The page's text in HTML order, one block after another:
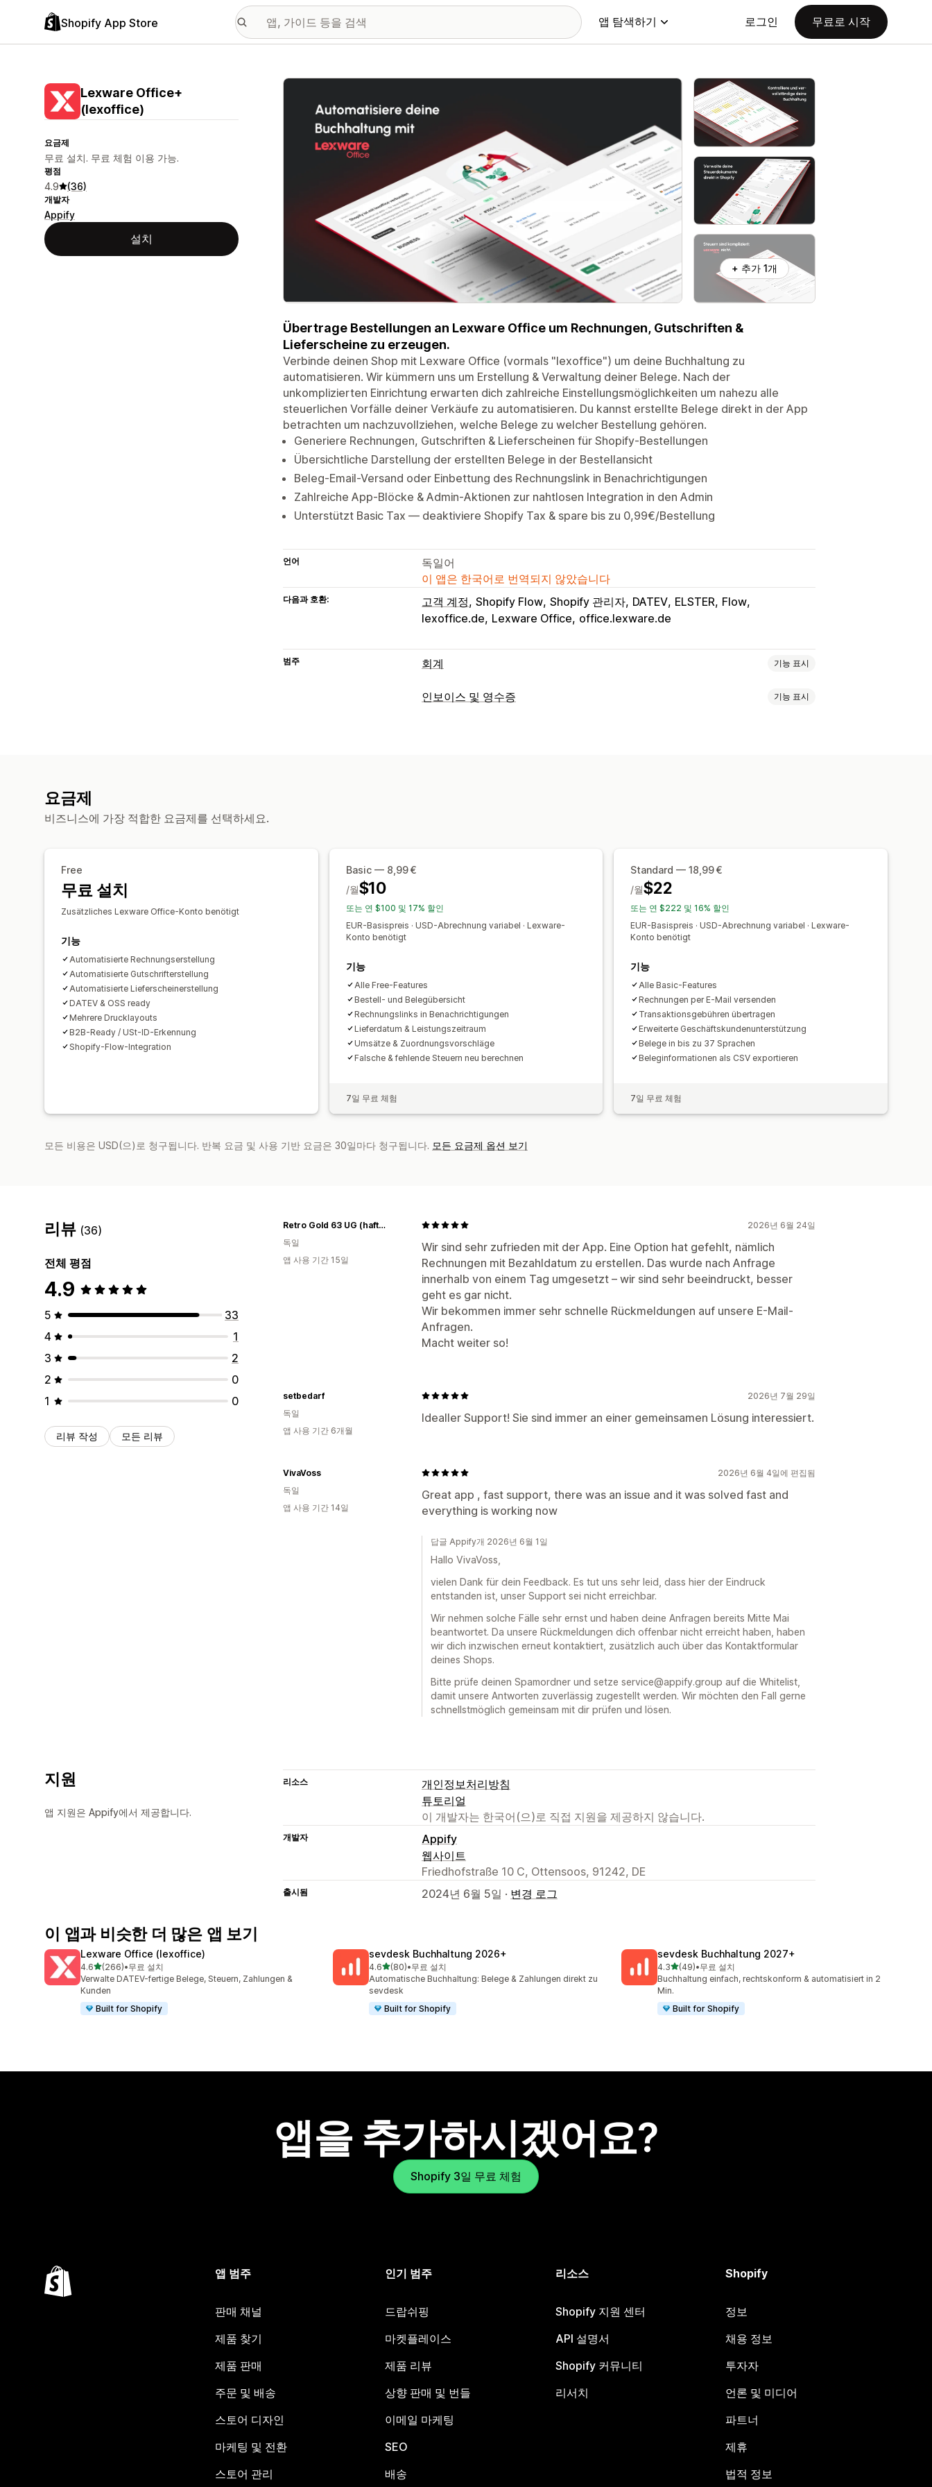
Shopify App Store 앱 탐색하기 로그인 무료로 시작
Lexware Office+
(lexoffice)
요금제
무료 설치. 무료 체험 이용 가능.
평점
4.9 (36)
개발자
Appify
설치
추천 이미지 갤러리
+ 추가 1개
Übertrage Bestellungen an Lexware Office um Rechnungen, Gutschriften &
Lieferscheine zu erzeugen.
Verbinde deinen Shop mit Lexware Office (vormals "lexoffice") um deine Buchhaltung zu
automatisieren. Wir kümmern uns um Erstellung & Verwaltung deiner Belege. Nach der
unkomplizierten Einrichtung erwarten dich zahlreiche Einstellungsmöglichkeiten um nahezu alle
steuerlichen Vorfälle deiner Verkäufe zu automatisieren. Du kannst erstellte Belege direkt in der App
betrachten um nachzuvollziehen, welche Belege zu welcher Bestellung gehören.
Generiere Rechnungen, Gutschriften & Lieferscheinen für Shopify-Bestellungen
Übersichtliche Darstellung der erstellten Belege in der Bestellansicht
Beleg-Email-Versand oder Einbettung des Rechnungslink in Benachrichtigungen
Zahlreiche App-Blöcke & Admin-Aktionen zur nahtlosen Integration in den Admin
Unterstützt Basic Tax — deaktiviere Shopify Tax & spare bis zu 0,99€/Bestellung
언어
독일어
이 앱은 한국어로 번역되지 않았습니다
다음과 호환: 고객 계정 Shopify Flow Shopify 관리자 DATEV ELSTER Flow
lexoffice.de Lexware Office office.lexware.de
범주 회계 기능 표시
재무 보고서
인보이스 및 영수증 기능 표시
인쇄 및 내보내기 보고서
데이터 보안
요금제
비즈니스에 가장 적합한 요금제를 선택하세요.
Free
무료 설치
Zusätzliches Lexware Office-Konto benötigt
기능
Automatisierte Rechnungserstellung
Automatisierte Gutschrifterstellung
Automatisierte Lieferscheinerstellung
DATEV & OSS ready
Mehrere Drucklayouts
B2B-Ready / USt-ID-Erkennung
Shopify-Flow-Integration
Basic — 8,99 €
$10
/월
또는 연 $100 및 17% 할인
EUR-Basispreis · USD-Abrechnung variabel · Lexware-
Konto benötigt
기능
Alle Free-Features
Bestell- und Belegübersicht
Rechnungslinks in Benachrichtigungen
Lieferdatum & Leistungszeitraum
Umsätze & Zuordnungsvorschläge
Falsche & fehlende Steuern neu berechnen
7일 무료 체험
Standard — 18,99 €
$22
/월
또는 연 $222 및 16% 할인
EUR-Basispreis · USD-Abrechnung variabel · Lexware-
Konto benötigt
기능
Alle Basic-Features
Rechnungen per E-Mail versenden
Transaktionsgebühren übertragen
Erweiterte Geschäftskundenunterstützung
Belege in bis zu 37 Sprachen
Beleginformationen als CSV exportieren
7일 무료 체험
모든 비용은 USD(으)로 청구됩니다. 반복 요금 및 사용 기반 요금은 30일마다 청구됩니다. 모든 요금제 옵션 보기
리뷰 (36)
전체 평점
4.9
5
33
4
1
3
2
2
0
1
0
리뷰 작성 모든 리뷰
2026년 6월 24일
Wir sind sehr zufrieden mit der App. Eine Option hat gefehlt, nämlich
Rechnungen mit Bezahldatum zu erstellen. Das wurde nach Anfrage
innerhalb von einem Tag umgesetzt – wir sind sehr beeindruckt, besser
geht es gar nicht.
Wir bekommen immer sehr schnelle Rückmeldungen auf unsere E-Mail-
Anfragen.
Macht weiter so!
Retro Gold 63 UG (haftungsbeschränkt)
독일
앱 사용 기간 15일
2026년 7월 29일
Idealler Support! Sie sind immer an einer gemeinsamen Lösung interessiert.
setbedarf
독일
앱 사용 기간 6개월
2026년 6월 4일에 편집됨
Great app , fast support, there was an issue and it was solved fast and
everything is working now
VivaVoss
독일
앱 사용 기간 14일
답글 Appify개 2026년 6월 1일
Hallo VivaVoss,
vielen Dank für dein Feedback. Es tut uns sehr leid, dass hier der Eindruck
entstanden ist, unser Support sei nicht erreichbar.
Wir nehmen solche Fälle sehr ernst und haben deine Anfragen bereits Mitte Mai
beantwortet. Da unsere Rückmeldungen dich offenbar nicht erreicht haben, haben
wir dich inzwischen erneut kontaktiert, zusätzlich auch über das Kontaktformular
deines Shops.
Bitte prüfe deinen Spamordner und setze service@appify.group auf die Whitelist,
damit unsere Antworten zuverlässig zugestellt werden. Wir möchten den Fall gerne
schnellstmöglich gemeinsam mit dir prüfen und lösen.
지원
앱 지원은 Appify에서 제공합니다.
리소스
개인정보처리방침
튜토리얼
이 개발자는 한국어(으)로 직접 지원을 제공하지 않습니다.
개발자
Appify
웹사이트
Friedhofstraße 10 C, Ottensoos, 91242, DE
출시됨 2024년 6월 5일 · 변경 로그
이 앱과 비슷한 더 많은 앱 보기
Lexware Office (lexoffice)
4.6별 5개 중
(266)
총 리뷰 266개
•무료 설치
Verwalte DATEV-fertige Belege, Steuern, Zahlungen &
Kunden
Built for Shopify
sevdesk Buchhaltung 2026+
4.6별 5개 중
(80)
총 리뷰 80개
•무료 설치
Automatische Buchhaltung: Belege & Zahlungen direkt zu
sevdesk
Built for Shopify
sevdesk Buchhaltung 2027+
4.3별 5개 중
(49)
총 리뷰 49개
•무료 설치
Buchhaltung einfach, rechtskonform & automatisiert in 2
Min.
Built for Shopify
앱을 추가하시겠어요?
Shopify 3일 무료 체험
앱 범주
판매 채널
제품 찾기
제품 판매
주문 및 배송
스토어 디자인
마케팅 및 전환
스토어 관리
인기 범주
드랍쉬핑
마켓플레이스
제품 리뷰
상향 판매 및 번들
이메일 마케팅
SEO
배송
리소스
Shopify 지원 센터
API 설명서
Shopify 커뮤니티
리서치
Shopify
정보
채용 정보
투자자
언론 및 미디어
파트너
제휴
법적 정보